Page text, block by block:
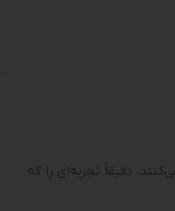
دقیقاً تجربه‌ای را که